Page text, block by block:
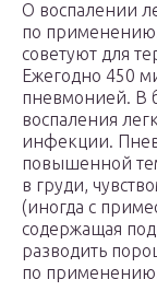
О воспалении
по
советуют для
Ежегодно 450
пневмонией. В
воспаления
инфекции.
повышенной
в груди,
(иногда с
содержащая
разводить
по